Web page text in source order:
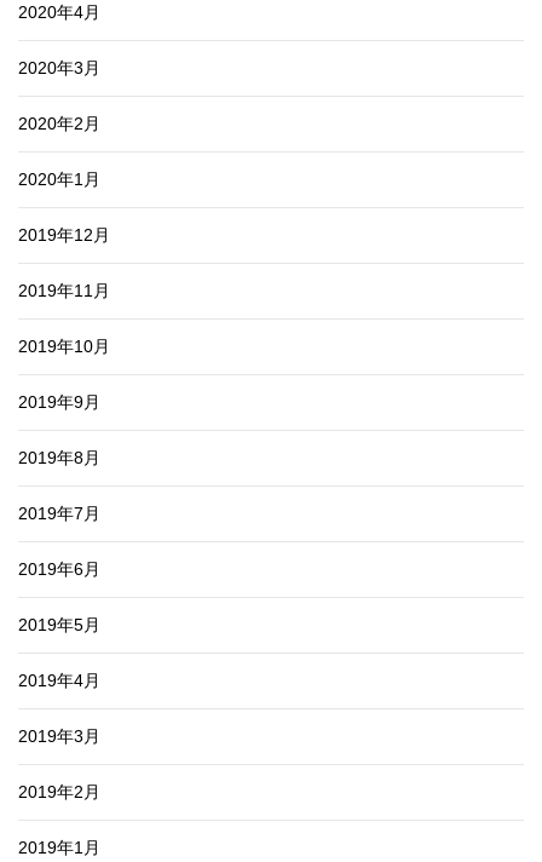
2020年4月
2020年3月
2020年2月
2020年1月
2019年12月
2019年11月
2019年10月
2019年9月
2019年8月
2019年7月
2019年6月
2019年5月
2019年4月
2019年3月
2019年2月
2019年1月